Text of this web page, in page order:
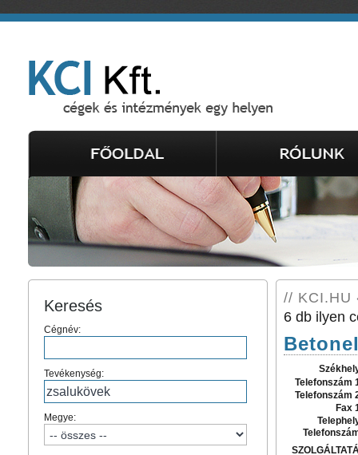
Keresés
Cégnév:
Tevékenység:
Megye:
// KCI.HU
6 db ilyen
Telefonszám
Telefonszám
Fax